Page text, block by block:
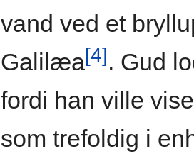
vand ved et
Galilæa[4]. Gud
fordi han ville
som trefoldig i